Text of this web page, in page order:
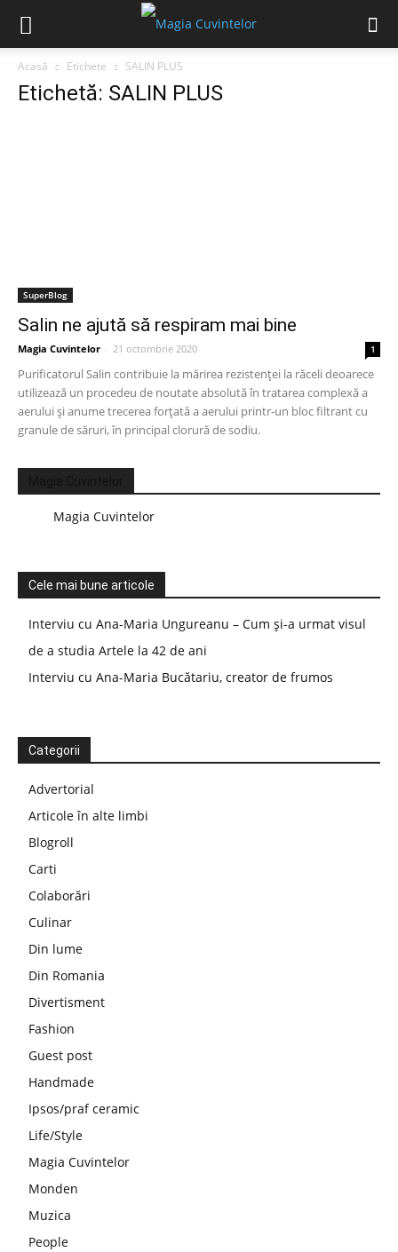
Acasă Etichete SALIN PLUS
Etichetă: SALIN PLUS
SuperBlog
Salin ne ajută să respiram mai bine
Magia Cuvintelor - 21 octombrie 2020 1
Purificatorul Salin contribuie la mărirea rezistenței la răceli deoarece
utilizează un procedeu de noutate absolută în tratarea complexă a
aerului și anume trecerea forțată a aerului printr-un bloc filtrant cu
granule de săruri, în principal clorură de sodiu.
Magia Cuvintelor
Cele mai bune articole
Interviu cu Ana-Maria Ungureanu – Cum și-a urmat visul
de a studia Artele la 42 de ani
Interviu cu Ana-Maria Bucătariu, creator de frumos
Categorii
Advertorial
Articole în alte limbi
Blogroll
Carti
Colaborări
Culinar
Din lume
Din Romania
Divertisment
Fashion
Guest post
Handmade
Ipsos/praf ceramic
Life/Style
Magia Cuvintelor
Monden
Muzica
People